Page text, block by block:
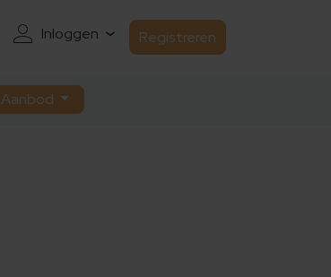
Inloggen Registreren
Aanbod